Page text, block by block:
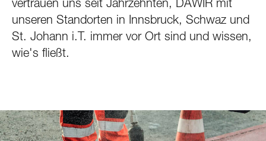
vertrauen uns seit Jahrzehnten, DAWIR mit
unseren Standorten in Innsbruck, Schwaz und
St. Johann i.T. immer vor Ort sind und wissen,
wie's fließt.